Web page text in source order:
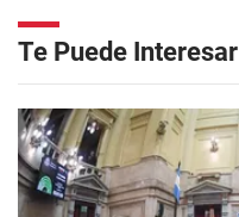
Te Puede Interesar